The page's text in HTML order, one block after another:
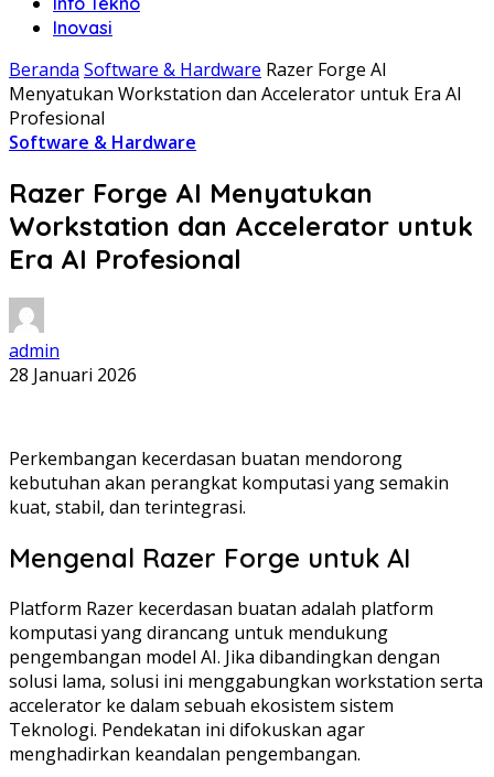
Inovasi
Beranda Software & Hardware Razer Forge AI
Menyatukan Workstation dan Accelerator untuk Era AI
Profesional
Software & Hardware
Razer Forge AI Menyatukan
Workstation dan Accelerator untuk
Era AI Profesional
admin
28 Januari 2026
Perkembangan kecerdasan buatan mendorong
kebutuhan akan perangkat komputasi yang semakin
kuat, stabil, dan terintegrasi.
Mengenal Razer Forge untuk AI
Platform Razer kecerdasan buatan adalah platform
komputasi yang dirancang untuk mendukung
pengembangan model AI. Jika dibandingkan dengan
solusi lama, solusi ini menggabungkan workstation serta
accelerator ke dalam sebuah ekosistem sistem
Teknologi. Pendekatan ini difokuskan agar
menghadirkan keandalan pengembangan.